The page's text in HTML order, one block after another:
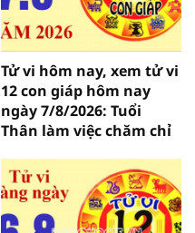
Tử vi hôm nay, xem tử vi
12 con giáp hôm nay
ngày 7/8/2026: Tuổi
Thân làm việc chăm chỉ